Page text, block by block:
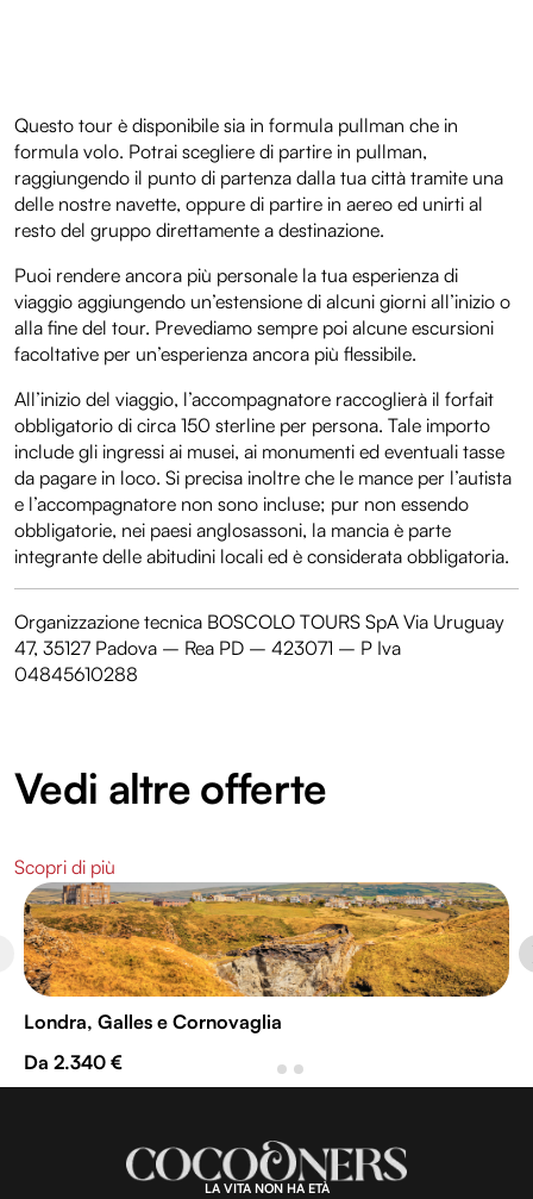
Questo tour è disponibile sia in formula pullman che in
formula volo. Potrai scegliere di partire in pullman,
raggiungendo il punto di partenza dalla tua città tramite una
delle nostre navette, oppure di partire in aereo ed unirti al
resto del gruppo direttamente a destinazione.
Puoi rendere ancora più personale la tua esperienza di
viaggio aggiungendo un’estensione di alcuni giorni all’inizio o
alla fine del tour. Prevediamo sempre poi alcune escursioni
facoltative per un’esperienza ancora più flessibile.
All’inizio del viaggio, l’accompagnatore raccoglierà il forfait
obbligatorio di circa 150 sterline per persona. Tale importo
include gli ingressi ai musei, ai monumenti ed eventuali tasse
da pagare in loco. Si precisa inoltre che le mance per l’autista
e l’accompagnatore non sono incluse; pur non essendo
obbligatorie, nei paesi anglosassoni, la mancia è parte
integrante delle abitudini locali ed è considerata obbligatoria.
Organizzazione tecnica BOSCOLO TOURS SpA Via Uruguay
47, 35127 Padova – Rea PD – 423071 – P Iva
04845610288
Vedi altre offerte
Scopri di più
Londra, Galles e Cornovaglia
Da 2.340 €
LA VITA NON HA ETÀ